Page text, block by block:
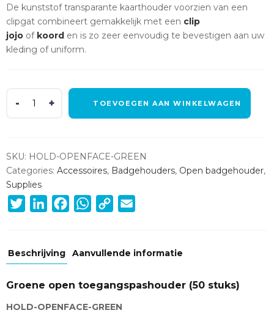
De kunststof transparante kaarthouder voorzien van een
clipgat combineert gemakkelijk met een clip
jojo of koord en is zo zeer eenvoudig te bevestigen aan uw
kleding of uniform.
stuks)
quantity
TOEVOEGEN AAN WINKELWAGEN
SKU: HOLD-OPENFACE-GREEN
Categories: Accessoires, Badgehouders, Open badgehouder,
Supplies
TwitterLinkedInFacebookWhatsApp
Copy
Beschrijving Aanvullende informatie
Groene open toegangspashouder (50 stuks)
HOLD-OPENFACE-GREEN